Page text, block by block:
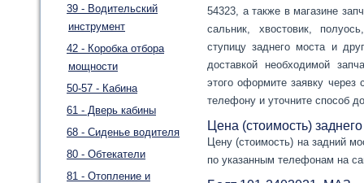
39 - Водительский
инструмент
42 - Коробка отбора
мощности
50-57 - Кабина
61 - Дверь кабины
68 - Сиденье водителя
80 - Обтекатели
81 - Отопление и
54323, а также в магазине
сальник, хвостовик,
ступицу заднего моста и
доставкой необходимой
этого оформите заявку
телефону и уточните способ
Цена (стоимость)
Цену (стоимость) на задний
по указанным телефонам на